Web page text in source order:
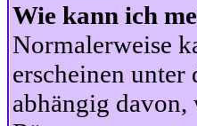
Wie kann ich
Normalerweise
erscheinen
abhängig davon,